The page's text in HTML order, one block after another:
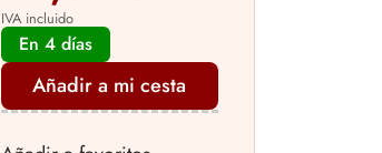
IVA incluido
En 4 días
Añadir a mi cesta